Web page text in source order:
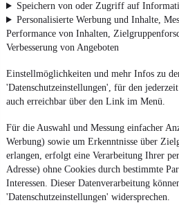
Speichern von oder Zugriff auf
Personalisierte Werbung und Inhalte,
Performance von Inhalten,
Verbesserung von Angeboten
Einstellmöglichkeiten und mehr Infos zu
'Datenschutzeinstellungen', für den
auch erreichbar über den Link im Menü.
Für die Auswahl und Messung einfacher
Werbung) sowie um Erkenntnisse über
erlangen, erfolgt eine Verarbeitung Ihrer
Adresse) ohne Cookies durch bestimmte
Interessen. Dieser Datenverarbeitung
'Datenschutzeinstellungen' widersprechen.